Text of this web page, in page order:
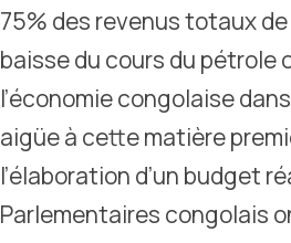
75% des revenus totaux
baisse du cours du pétrole
l’économie congolaise
aigüe à cette matière
l’élaboration d’un budget
Parlementaires congolais